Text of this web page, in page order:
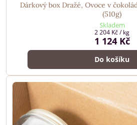
Dárkový box Dražé, Ovoce v
(510g)
Skladem
1 124 Kč
2 204 Kč/ kg
Do košíku